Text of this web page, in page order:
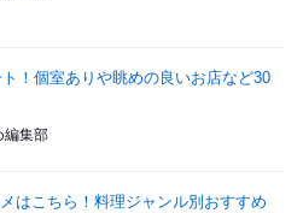
！個室ありや眺めの良いお店など30
編集部
はこちら！料理ジャンル別おすすめ